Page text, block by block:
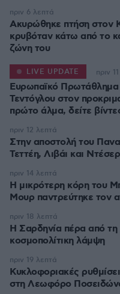
Ακυρώθηκε πτήση στον
κρυβόταν κάτω από το
ζώνη του
πριν 6 λεπτά
Ευρωπαϊκό Πρωτάθλημα
Τεντόγλου στον
πρώτο άλμα, δείτε
LIVE UPDATE πριν
Στην αποστολή του
Τεττέη, Λιβάι και
πριν 12 λεπτά
Η μικρότερη κόρη του
Μουρ παντρεύτηκε τον
πριν 14 λεπτά
Η Σαρδηνία πέρα από τη
κοσμοπολίτικη λάμψη
πριν 18 λεπτά
Κυκλοφοριακές
στη Λεωφόρο
πριν 19 λεπτά